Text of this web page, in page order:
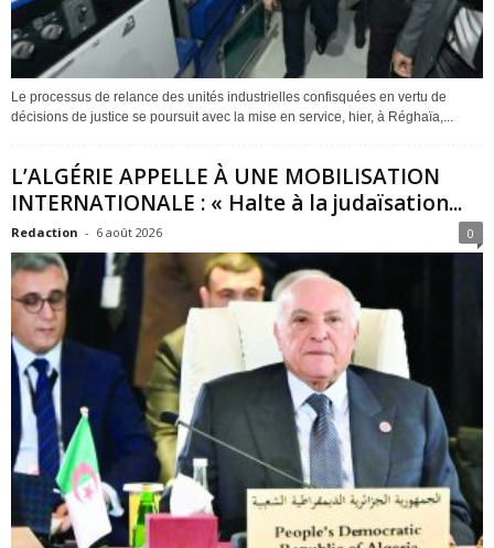
Le processus de relance des unités industrielles confisquées en vertu de
décisions de justice se poursuit avec la mise en service, hier, à Réghaïa,...
L’ALGÉRIE APPELLE À UNE MOBILISATION
INTERNATIONALE : « Halte à la judaïsation...
Redaction - 6 août 2026 0